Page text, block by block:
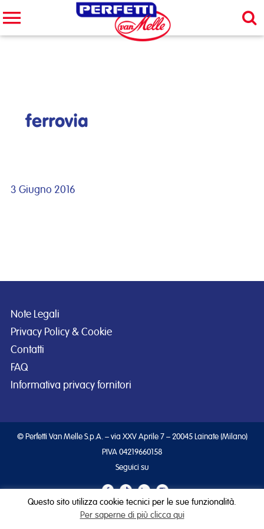
Cerca nel sito
ferrovia
3 Giugno 2016
Note Legali
Privacy Policy & Cookie
Contatti
FAQ
Informativa privacy fornitori
© Perfetti Van Melle S.p.A. – via XXV Aprile 7 – 20045 Lainate (Milano)
PIVA 04219660158
Seguici su
Questo sito utilizza cookie tecnici per le sue funzionalità.
Per saperne di più clicca qui